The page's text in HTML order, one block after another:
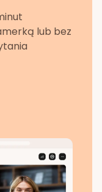
lub bez